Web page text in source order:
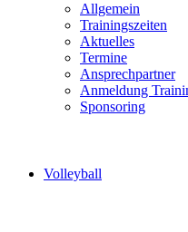
Allgemein
Trainingszeiten
Aktuelles
Termine
Ansprechpartner
Anmeldung
Sponsoring
Volleyball